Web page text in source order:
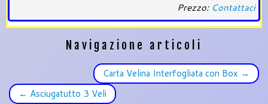
Prezzo: Contattaci
Navigazione articoli
Carta Velina Interfogliata con Box →
← Asciugatutto 3 Veli